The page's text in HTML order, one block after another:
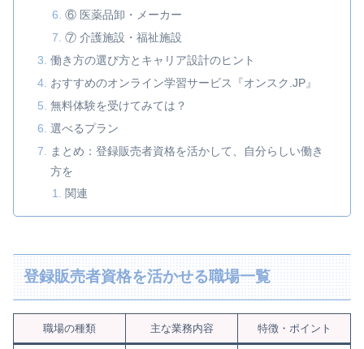
⑥ 医薬品卸・メーカー
⑦ 介護施設・福祉施設
働き方の選び方とキャリア設計のヒント
おすすめのオンライン学習サービス『オンスク.JP』
無料体験を受けてみては？
選べるプラン
まとめ：登録販売者資格を活かして、自分らしい働き
方を
関連
登録販売者資格を活かせる職場一覧
職場の種類 主な業務内容 特徴・ポイント